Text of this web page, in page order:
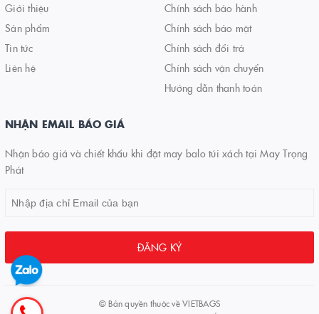
Giới thiệu
Sản phẩm
Tin tức
Liên hệ
Chính sách bảo hành
Chính sách bảo mật
Chính sách đổi trả
Chính sách vận chuyển
Hướng dẫn thanh toán
NHẬN EMAIL BÁO GIÁ
Nhận báo giá và chiết khấu khi đặt may balo túi xách tại May Trọng
Phát
ĐĂNG KÝ
© Bản quyền thuộc vềVIETBAGS